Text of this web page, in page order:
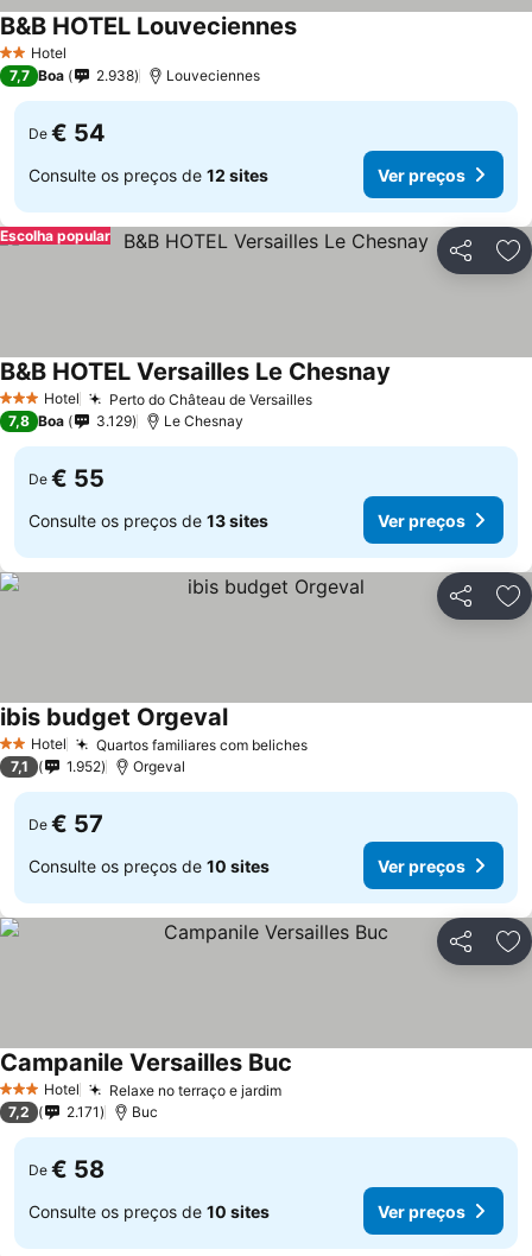
2 Estrelas
Hotel
B&B HOTEL LouveciennesVer preços
7,7 Boa 2.938 Louveciennes
De € 54
Consulte os preços de 12 sites Ver preços
Partilhar
Escolha popular
3 EstrelasHotel Perto do Château de VersaillesVer preços
B&B HOTEL Versailles Le Chesnay
7,8 Boa 3.129 Le Chesnay
De € 55
Consulte os preços de 13 sites Ver preços
Partilhar
2 Estrelas
Hotel Quartos familiares com belichesVer preços
ibis budget OrgevalVer preços
7,1 1.952 Orgeval
De € 57
Consulte os preços de 10 sites Ver preços
Partilhar
3 EstrelasHotel Relaxe no terraço e jardimVer preços
Campanile Versailles Buc
7,2 2.171 Buc
De € 58
Consulte os preços de 10 sites Ver preços